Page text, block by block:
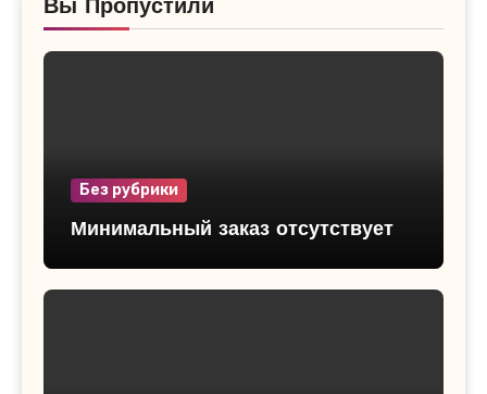
Вы Пропустили
Без рубрики
Минимальный заказ отсутствует